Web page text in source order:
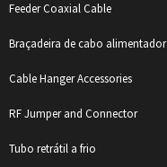
Feeder Coaxial Cable
Braçadeira de cabo alimentador
Cable Hanger Accessories
RF Jumper and Connector
Tubo retrátil a frio